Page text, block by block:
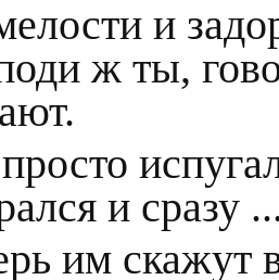
и
ж ты,
и сразу
им